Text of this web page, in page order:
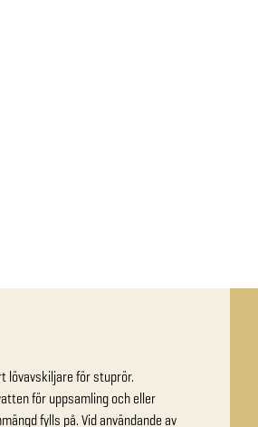
lövavskiljare för stuprör.
för uppsamling och eller
fylls på. Vid användande av